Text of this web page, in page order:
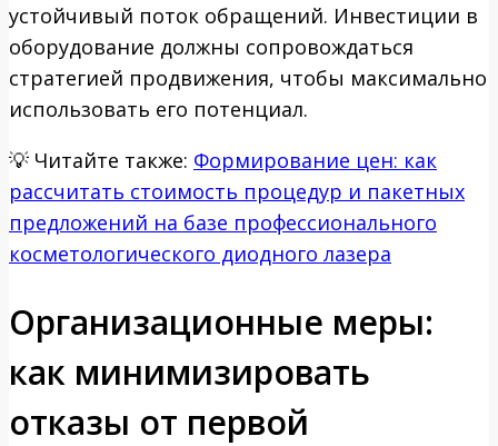
устойчивый поток обращений. Инвестиции в
оборудование должны сопровождаться
стратегией продвижения, чтобы максимально
использовать его потенциал.
💡 Читайте также: Формирование цен: как
рассчитать стоимость процедур и пакетных
предложений на базе профессионального
косметологического диодного лазера
Организационные меры:
как минимизировать
отказы от первой